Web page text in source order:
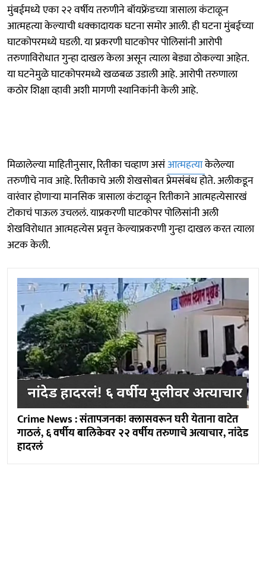
मुंबईमध्ये एका २२ वर्षीय तरुणीने बॉयफ्रेंडच्या त्रासाला कंटाळून
आत्महत्या केल्याची धक्कादायक घटना समोर आली. ही घटना मुंबईच्या
घाटकोपरमध्ये घडली. या प्रकरणी घाटकोपर पोलिसांनी आरोपी
तरुणाविरोधात गुन्हा दाखल केला असून त्याला बेड्या ठोकल्या आहेत.
या घटनेमुळे घाटकोपरमध्ये खळबळ उडाली आहे. आरोपी तरुणाला
कठोर शिक्षा व्हावी अशी मागणी स्थानिकांनी केली आहे.
मिळालेल्या माहितीनुसार, रितीका चव्हाण असंआत्महत्याकेलेल्या
तरुणीचे नाव आहे. रितीकाचे अली शेखसोबत प्रेमसंबंध होते. अलीकडून
वारंवार होणाऱ्या मानसिक त्रासाला कंटाळून रितीकाने आत्महत्येसारखं
टोकाचं पाऊल उचललं. याप्रकरणी घाटकोपर पोलिसांनी अली
शेखविरोधात आत्महत्येस प्रवृत्त केल्याप्रकरणी गुन्हा दाखल करत त्याला
अटक केली.
Crime News : संतापजनक! क्लासवरून घरी येताना वाटेत
गाठलं, ६ वर्षीय बालिकेवर २२ वर्षीय तरुणाचे अत्याचार, नांदेड
हादरलं